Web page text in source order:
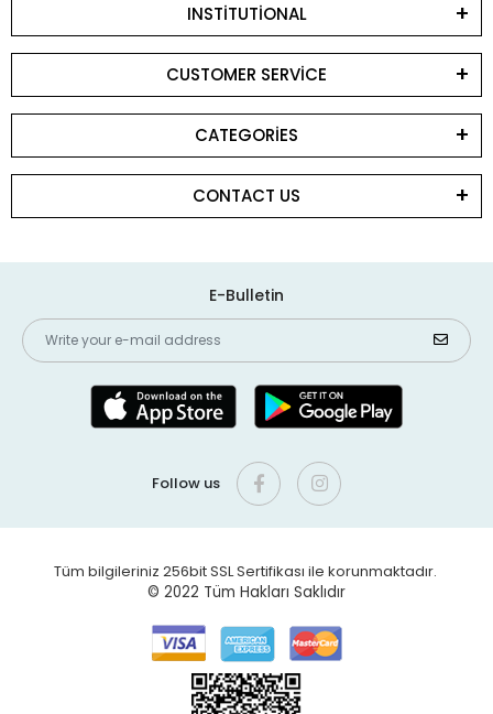
INSTİTUTİONAL
CUSTOMER SERVİCE
CATEGORİES
CONTACT US
E-Bulletin
Follow us
Tüm bilgileriniz 256bit SSL Sertifikası ile korunmaktadır.
© 2022 Tüm Hakları Saklıdır